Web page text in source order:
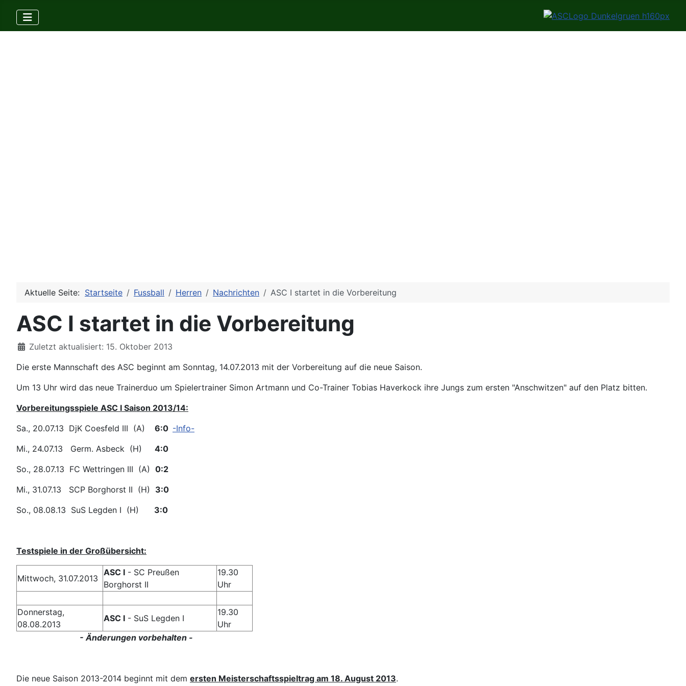
Aktuelle Seite: Startseite Fussball Herren Nachrichten ASC I startet in die Vorbereitung
ASC I startet in die Vorbereitung
DetailsZuletzt aktualisiert: 15. Oktober 2013
Die erste Mannschaft des ASC beginnt am Sonntag, 14.07.2013 mit der Vorbereitung auf die neue Saison.
Um 13 Uhr wird das neue Trainerduo um Spielertrainer Simon Artmann und Co-Trainer Tobias Haverkock ihre Jungs zum ersten "Anschwitzen" auf den Platz bitten.
Vorbereitungsspiele ASC I Saison 2013/14:
Sa., 20.07.13 DjK Coesfeld III (A)
6:0 -Info-
Mi., 24.07.13 Germ. Asbeck (H) 4:0
So., 28.07.13 FC Wettringen III (A) 0:2
Mi., 31.07.13 SCP Borghorst II (H) 3:0
So., 08.08.13 SuS Legden I (H) 3:0
Testspiele in der Großübersicht:
Mittwoch, 31.07.2013
ASC I - SC Preußen
Borghorst II
19.30
Uhr
Donnerstag,
08.08.2013
ASC I - SuS Legden I
19.30
Uhr
- Änderungen vorbehalten -
Die neue Saison 2013-2014 beginnt mit dem ersten Meisterschaftsspieltrag am 18. August 2013.